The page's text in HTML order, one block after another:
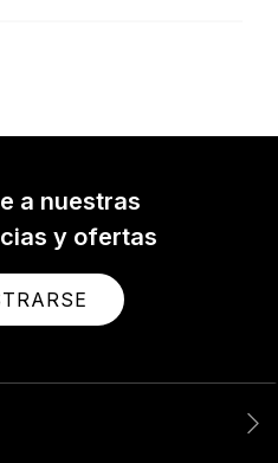
a nuestras
y ofertas